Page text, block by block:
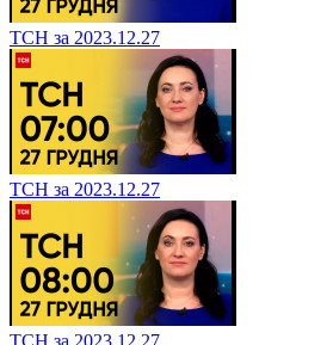
ТСН за 2023.12.27
ТСН за 2023.12.27
ТСН за 2023.12.27